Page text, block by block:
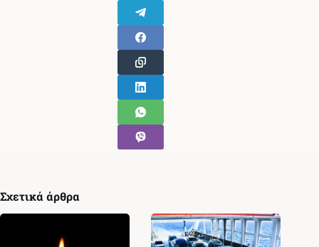
Σχετικά άρθρα